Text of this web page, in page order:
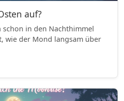
auf?
in den Nachthimmel
wie der Mond langsam über